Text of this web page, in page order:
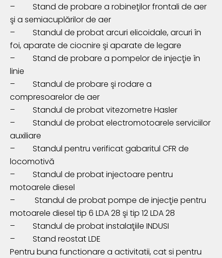
– Stand de probare a robineţilor frontali de aer
şi a semiacuplărilor de aer
– Standul de probat arcuri elicoidale, arcuri în
foi, aparate de ciocnire şi aparate de legare
– Stand de probare a pompelor de injecţie în
linie
– Standul de probare şi rodare a
compresoarelor de aer
– Standul de probat vitezometre Hasler
– Standul de probat electromotoarele serviciilor
auxiliare
– Standul pentru verificat gabaritul CFR de
locomotivă
– Standul de probat injectoare pentru
motoarele diesel
–
Standul de probat pompe de injecţie pentru
motoarele diesel tip 6 LDA 28 şi tip 12 LDA 28
– Standul de probat instalaţiile INDUSI
– Stand reostat LDE
Pentru buna functionare a activitatii, cat si pentru